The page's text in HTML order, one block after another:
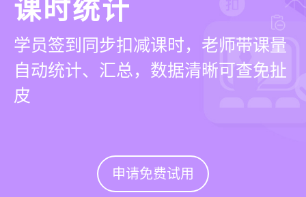
培训机构教务管理系
统
有效提升运营管理效率45%
申请免费试用
智能排课
可视化排课，智能冲突异常检测提
醒，课表自动生成，一健导出，准确
高效
申请免费试用
课时统计
学员签到同步扣减课时，老师带课量
自动统计、汇总，数据清晰可查免扯
皮
申请免费试用
家校互动
一部手机链接教师、学员、家长，沟
通互动零距离，服务贴心铸口碑促续
费
申请免费试用